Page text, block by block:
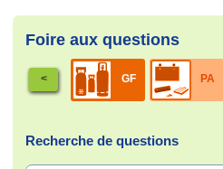
Foire aux questions
<
DEEE GF PA
Recherche de questions